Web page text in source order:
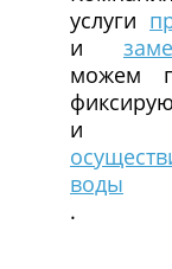
услуги
и
можем
и
воды
.